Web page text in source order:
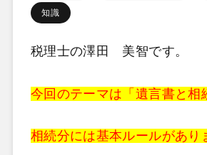
知識
税理士の澤田 美智です。
今回のテーマは「遺言書と相
相続分には基本ルールがあり